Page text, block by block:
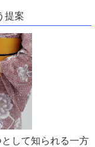
提案
して知られる一方